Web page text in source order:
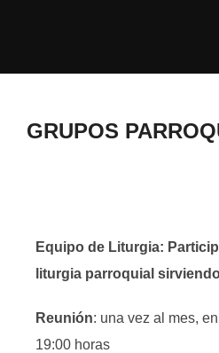
GRUPOS
Equipo de Liturgia:
liturgia parroquial
Reunión: una vez al mes,
19:00 horas